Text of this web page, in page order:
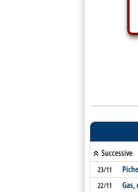
Successive
23/11
22/11 Gas,